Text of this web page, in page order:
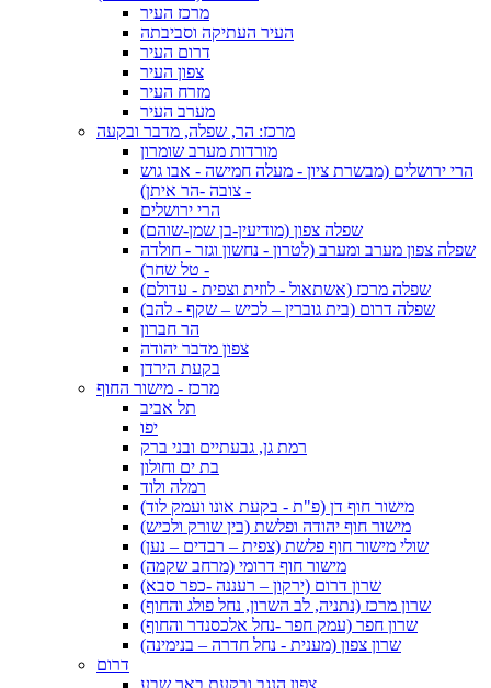
מרכז העיר
העיר העתיקה וסביבתה
דרום העיר
צפון העיר
מזרח העיר
מערב העיר
מרכז: הר, שפלה, מדבר ובקעה
מורדות מערב שומרון
הרי ירושלים (מבשרת ציון - מעלה חמישה - אבו גוש
- צובה -הר איתן)
הרי ירושלים
שפלה צפון (מודיעין-בן שמן-שוהם)
שפלה צפון מערב ומערב (לטרון - נחשון וגזר - חולדה
- טל שחר)
שפלה מרכז (אשתאול - לוזית וצפית - עדולם)
שפלה דרום (בית גוברין – לכיש – שקף - להב)
הר חברון
צפון מדבר יהודה
בקעת הירדן
מרכז - מישור החוף
תל אביב
יפו
רמת גן, גבעתיים ובני ברק
בת ים וחולון
רמלה ולוד
מישור חוף דן (פ"ת - בקעת אונו ועמק לוד)
מישור חוף יהודה ופלשת (בין שורק ולכיש)
שולי מישור חוף פלשת (צפית – רבדים – נען)
מישור חוף דרומי (מרחב שקמה)
שרון דרום (ירקון – רעננה -כפר סבא)
שרון מרכז (נתניה, לב השרון, נחל פולג והחוף)
שרון חפר (עמק חפר -נחל אלכסנדר והחוף)
שרון צפון (מענית - נחל חדרה – בנימינה)
דרום
צפון הנגב ובקעת באר שבע